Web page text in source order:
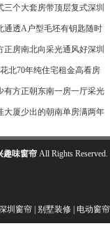
三个大套房带顶层复式深圳
通透A户型毛坯有钥匙随时
正房南北向采光通风好深圳
北70年纯住宅租金高看房
有方正朝东南一房一厅采光
大厦少出的朝南单房满两年
趣味窗帘 All Rights
圳窗帘 别墅装修 电动窗帘